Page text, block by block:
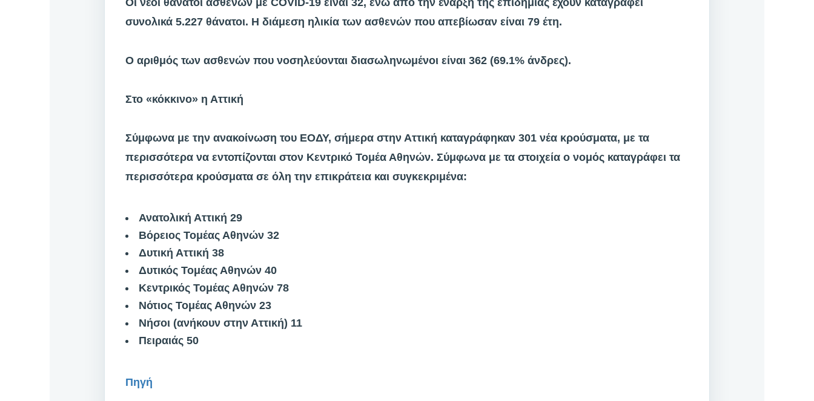
Οι νέοι θάνατοι ασθενών με COVID-19 είναι 32, ενώ από την έναρξη της επιδημίας έχουν καταγραφεί
συνολικά 5.227 θάνατοι. Η διάμεση ηλικία των ασθενών που απεβίωσαν είναι 79 έτη.
Ο αριθμός των ασθενών που νοσηλεύονται διασωληνωμένοι είναι 362 (69.1% άνδρες).
Στο «κόκκινο» η Αττική
Σύμφωνα με την ανακοίνωση του ΕΟΔΥ, σήμερα στην Αττική καταγράφηκαν 301 νέα κρούσματα, με τα
περισσότερα να εντοπίζονται στον Κεντρικό Τομέα Αθηνών. Σύμφωνα με τα στοιχεία ο νομός καταγράφει τα
περισσότερα κρούσματα σε όλη την επικράτεια και συγκεκριμένα:
Ανατολική Αττική 29
Βόρειος Τομέας Αθηνών 32
Δυτική Αττική 38
Δυτικός Τομέας Αθηνών 40
Κεντρικός Τομέας Αθηνών 78
Νότιος Τομέας Αθηνών 23
Νήσοι (ανήκουν στην Αττική) 11
Πειραιάς 50
Πηγή